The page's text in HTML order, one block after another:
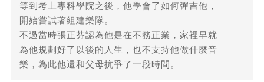
等到考上專科學院之後，他學會了如何彈吉他，
開始嘗試著組建樂隊。
不過當時張正芬認為他是在不務正業，家裡早就
為他規劃好了以後的人生，也不支持他做什麼音
樂，為此他還和父母抗爭了一段時間。